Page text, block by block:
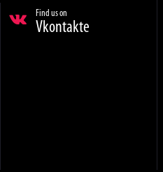
Find us on
Vkontakte